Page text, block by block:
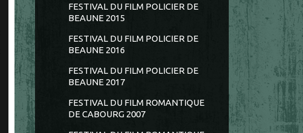
FESTIVAL DU FILM POLICIER DE
BEAUNE 2015
FESTIVAL DU FILM POLICIER DE
BEAUNE 2016
FESTIVAL DU FILM POLICIER DE
BEAUNE 2017
FESTIVAL DU FILM ROMANTIQUE
DE CABOURG 2007